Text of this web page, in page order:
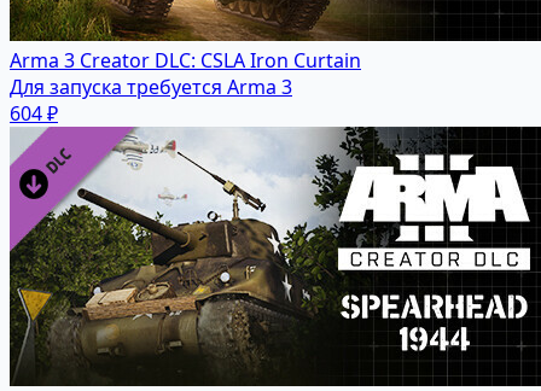
Arma 3 Creator DLC: CSLA Iron Curtain
Для запуска требуется Arma 3
604 ₽